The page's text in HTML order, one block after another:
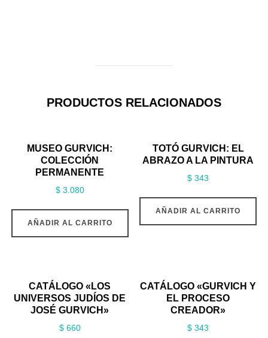
PRODUCTOS RELACIONADOS
MUSEO GURVICH:
COLECCIÓN
PERMANENTE
$3.080
AÑADIR AL CARRITO
TOTÓ GURVICH: EL
ABRAZO A LA PINTURA
$ 343
AÑADIR AL CARRITO
CATÁLOGO «LOS
UNIVERSOS JUDÍOS DE
JOSÉ GURVICH»
$660
CATÁLOGO «GURVICH Y
EL PROCESO
CREADOR»
$ 343